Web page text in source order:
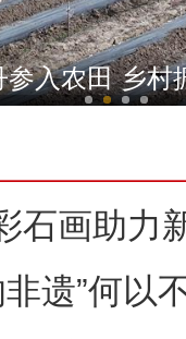
风催新绿 养护
参入农田 乡村
石画助力
遗”何以